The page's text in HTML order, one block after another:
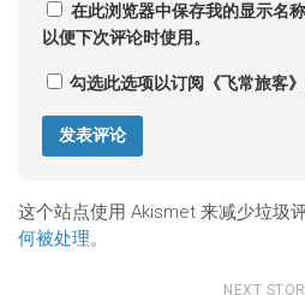
在此浏览器中保存我的显示名
以便下次评论时使用。
勾选此选项以订阅《飞常旅客
这个站点使用 Akismet 来减少垃圾评
何被处理。
NEXT